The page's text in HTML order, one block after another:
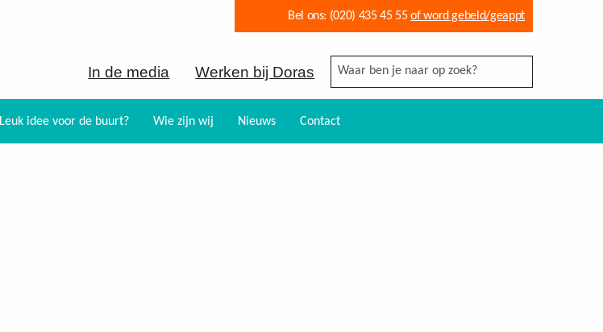
Bel ons: (020) 435 45 55 of word gebeld/geappt
In de media Werken bij Doras
Leuk idee voor de buurt? Wie zijn wij Nieuws Contact